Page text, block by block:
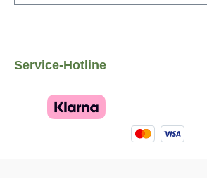
Service-Hotline